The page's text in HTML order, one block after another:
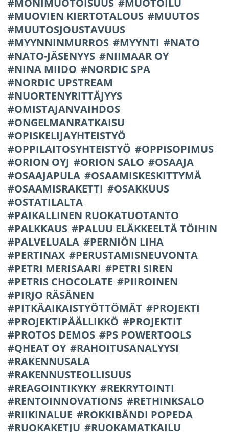
MUOVIEN KIERTOTALOUS
MUUTOS
MUUTOSJOUSTAVUUS
MYYNNINMURROS
MYYNTI
NATO
NATO-JÄSENYYS
NIIMAAR OY
NINA MIIDO
NORDIC SPA
NORDIC UPSTREAM
NUORTENYRITTÄJYYS
OMISTAJANVAIHDOS
ONGELMANRATKAISU
OPISKELIJAYHTEISTYÖ
OPPILAITOSYHTEISTYÖ
OPPISOPIMUS
ORION OYJ
ORION SALO
OSAAJA
OSAAJAPULA
OSAAMISKESKITTYMÄ
OSAAMISRAKETTI
OSAKKUUS
OSTATILALTA
PAIKALLINEN RUOKATUOTANTO
PALKKAUS
PALUU ELÄKKEELTÄ TÖIHIN
PALVELUALA
PERNIÖN LIHA
PERTINAX
PERUSTAMISNEUVONTA
PETRI MERISAARI
PETRI SIREN
PETRIS CHOCOLATE
PIIROINEN
PIRJO RÄSÄNEN
PITKÄAIKAISTYÖTTÖMÄT
PROJEKTI
PROJEKTIPÄÄLLIKKÖ
PROJEKTIT
PROTOS DEMOS
PS POWERTOOLS
QHEAT OY
RAHOITUSANALYYSI
RAKENNUSALA
RAKENNUSTEOLLISUUS
REAGOINTIKYKY
REKRYTOINTI
RENTOINNOVATIONS
RETHINKSALO
RIIKINALUE
ROKKIBÄNDI POPEDA
RUOKAKETJU
RUOKAMATKAILU